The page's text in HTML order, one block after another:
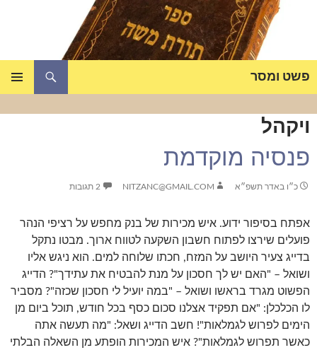
פשט ומסר
ויקהל
פנסיה מוקדמת
כ״ו באדר תשפ״א NITZANC@GMAIL.COM 2 תגובות
אפתח בסיפור ידוע. איש מכירות של בנק מחפש על רציפי הנהר
פועלים שירצו לפתוח חשבון השקעה לטווח ארוך. מבטו נתקל
בדייג צעיר היושב על המזח, חכתו שלוחה למים. הוא ניגש אליו
ושואל – "האם יש לך חסכון על מנת להבטיח את עתידך"? הדייג
הפשוט מגרד בראשו ושואל – "במה יועיל לי חסכון שכזה"? מסביר
לו הכלכלן: "אם תפקיד אצלנו סכום כסף בכל חודש, תוכל ביום מן
הימים לפרוש לגמלאות"! חשב הדייג ושאל: "מה תעשה אתה
כאשר תפרוש לגמלאות"? איש המכירות הופתע מן השאלה הבלתי